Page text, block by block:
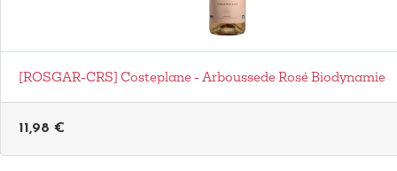
[ROSGAR-CRS] Costeplane - Arboussede Rosé Biodynamie
11,98 €